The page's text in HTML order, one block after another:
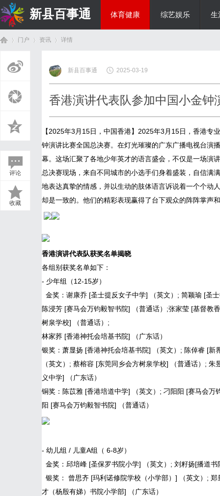
新县百事通 体育健康 综艺娱乐 生
门户 资讯
›
详情
评论
收藏
新县百事通 2025-03-19
香港演讲代表队参加中国小金
【2025年3月15日，中国香港】2025年3月15日，香港
钟演讲比赛全国总决赛。在灯光璀璨的广东广播电视台演
幕。这场汇聚了各地少年英才的语言盛会，不仅是一场演
总决赛现场，来自不同城市的小选手们身着盛装，自信满
地表达真挚的情感，并以生动的肢体语言诉说着一个个动
却是一致的。他们的精彩表现赢得了台下观众的阵阵掌声
香港演讲代表队获奖名单揭晓
各组别获奖名单如下：
- 少年组（12-15岁）
金奖：谢康乔 [圣士提反女子中学] （英文）; 简颖瑜 [圣
陈浸芳 [赛马会万钧毅智书院] （普通话）;张家莹 [基督教
树泉学校] （普通话）;
林家荞 [香港神托会培基书院] （广东话）
银奖：萧显扬 [香港神托会培基书院] （英文）; 陈倬睿 [
（英文）; 蔡榕容 [东莞同乡会方树泉学校] （普通话）;
义中学] （广东话）
铜奖：陈苡雅 [香港培道中学] （英文）; 刁阳阳 [赛马会
阳 [赛马会万钧毅智书院] （普通话）
- 幼儿组 / 儿童A组（ 6-8岁）
金奖：邱培峰 [圣保罗书院小学] （英文）; 刘籽扬[播道书
银奖： 曾思齐 [玛利诺修院学校（小学部）] （英文）;
才（杨殷有娣）书院小学部] （广东话）